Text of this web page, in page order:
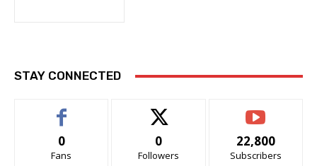
STAY CONNECTED
0
Fans
0
Followers
22,800
Subscribers